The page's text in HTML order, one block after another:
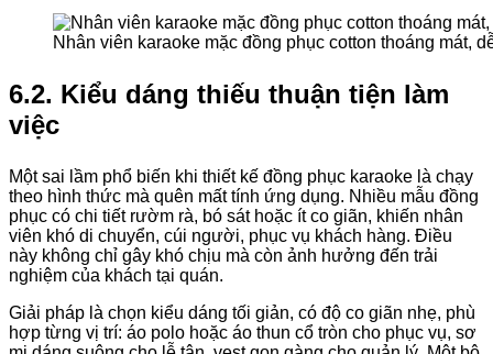
Nhân viên karaoke mặc đồng phục cotton thoáng mát,
6.2. Kiểu dáng thiếu thuận tiện làm
việc
Một sai lầm phổ biến khi thiết kế đồng phục karaoke là chạy
theo hình thức mà quên mất tính ứng dụng. Nhiều mẫu đồng
phục có chi tiết rườm rà, bó sát hoặc ít co giãn, khiến nhân
viên khó di chuyển, cúi người, phục vụ khách hàng. Điều
này không chỉ gây khó chịu mà còn ảnh hưởng đến trải
nghiệm của khách tại quán.
Giải pháp là chọn kiểu dáng tối giản, có độ co giãn nhẹ, phù
hợp từng vị trí: áo polo hoặc áo thun cổ tròn cho phục vụ, sơ